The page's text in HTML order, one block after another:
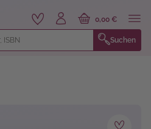
Suchen
0,00 €